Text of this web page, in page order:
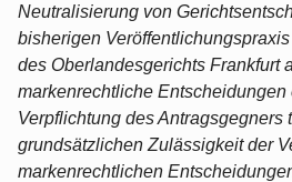
Neutralisierung von
bisherigen
des Oberlandesgerichts Frankfurt
markenrechtliche Entscheidungen
Verpflichtung des Antragsgegners
grundsätzlichen Zulässigkeit der
markenrechtlichen